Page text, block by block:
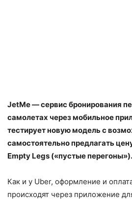
JetMe — сервис бронирования
самолетах через мобильное
тестирует новую модель с
самостоятельно предлагать
Empty Legs («пустые перегоны»).
Как и у Uber, оформление и
происходят через приложение